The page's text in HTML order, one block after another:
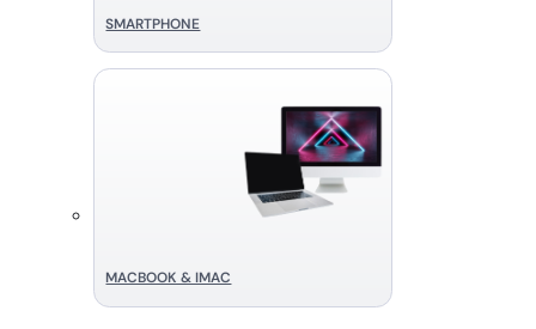
SMART­PHONE
MACBOOK & IMAC